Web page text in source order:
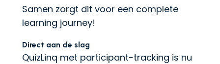
Samen zorgt dit voor een complete
learning journey!
Direct aan de slag
QuizLinq met participant-tracking is nu